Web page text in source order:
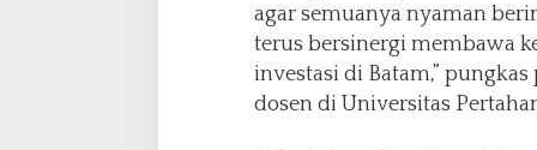
agar semuanya nyaman
terus bersinergi membawa
investasi di Batam,”
dosen di Universitas